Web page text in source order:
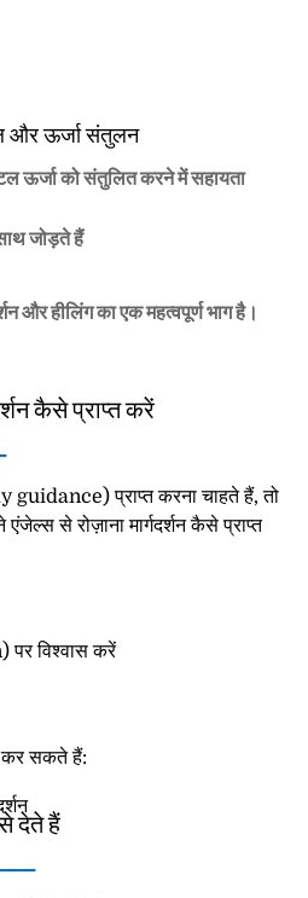
और ऊर्जा संतुलन
ऊर्जा को संतुलित करने में सहायता
जोड़ते हैं
और हीलिंग का एक महत्वपूर्ण भाग है।
कैसे प्राप्त करें
guidance)प्राप्त करना चाहते हैं, तो
से रोज़ाना मार्गदर्शन कैसे प्राप्त
पर विश्वास करें
कर सकते हैं:
देते हैं